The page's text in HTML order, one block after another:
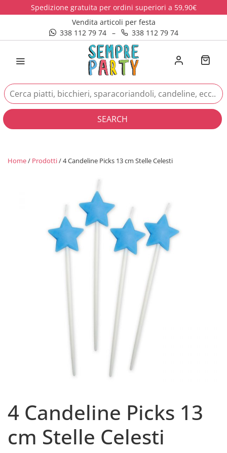
Spedizione gratuita per ordini superiori a 59,90€
Vendita articoli per festa
338 112 79 74
– 338 112 79 74
SEARCH
Home/ Prodotti/ 4 Candeline Picks 13 cm Stelle Celesti
4 Candeline Picks 13
cm Stelle Celesti